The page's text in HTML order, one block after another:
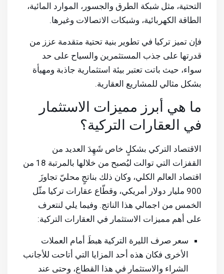
التحتية، مثل شبكة الطرق والجسور، الموارد المائية،
الطاقة الكهربائية، وشبكات الاتصالات وغيرها.
فإن تميز تركيا في تطوير بنية تحتية متقدمة عزز من
قدرتها على جذب المستثمرين والسياح على حد
سواء، حيث باتت تعتبر بيئة استثمارية جاذبة ومهيأة
بشكل مثالي للمشاريع العقارية.
ما هي أبرز مميزات الاستثمار
في العقارات التركية؟
الاقتصاد التركي بشكلٍ خاص شَهِدَ العديد من
القفزات التي توالت ليُصبح من خلالها بالمرتبة 18 من
اقتصاد العالم الكلي، وكان ذلك بناتجٍ محليّ تجاوزَ
900 مليار دولار أمريكي، وقطّاع عقارات تركيا مثّل
الخمس من اجمالي هذا الناتج. وفيما يلي لنتعرف
على أهم مميزات الاستثمار في العقارات التركية:
سعر صرف الليرة التركية هبطَ أمام العملات
الأخرى فكان هذه أحد المزايا التي أتاحت للأجانب
الشراء والاستثمار في هذا القطاع، وحتى عند